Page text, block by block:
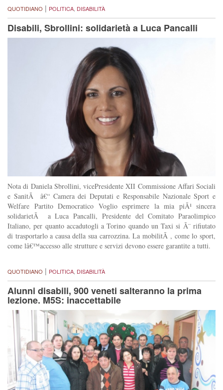
QUOTIDIANO | POLITICA, DISABILITÀ
Disabili, Sbrollini: solidarietà a Luca Pancalli
Nota di Daniela Sbrollini, vicePresidente XII Commissione Affari Sociali
e SanitÃ â€“ Camera dei Deputati e Responsabile Nazionale Sport e
Welfare Partito Democratico Voglio esprimere la mia piÃ¹ sincera
solidarietÃ a Luca Pancalli, Presidente del Comitato Paraolimpico
Italiano, per quanto accadutogli a Torino quando un Taxi si Ã¨ rifiutato
di trasportarlo a causa della sua carrozzina. La mobilitÃ , come lo sport,
come lâ€™accesso alle strutture e servizi devono essere garantite a tutti.
QUOTIDIANO | POLITICA DISABILITÀ
Alunni disabili, 900 veneti salteranno la prima
lezione. M5S: inaccettabile